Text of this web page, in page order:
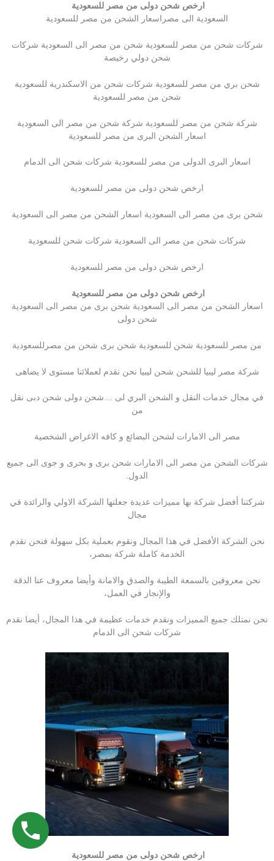
ارخص شحن دولى من مصر للسعودية
السعودية الى مصراسعار الشحن من مصر للسعودية
شركات شحن من مصر للسعودية شحن من مصر الى السعودية شركات
شحن دولي رخيصة
شحن بري من مصر للسعودية شركات شحن من الاسكندرية للسعودية
شحن من مصر للسعودية
شركة شحن من مصر للسعودية شركة شحن من مصر الى السعودية
اسعار الشحن البرى من مصر للسعودية
اسعار البرى الدولى من مصر للسعودية شركات شحن الى الدمام
ارخص شحن دولى من مصر للسعودية
شحن برى من مصر الى السعودية اسعار الشحن من مصر الى السعودية
شركات شحن من مصر الى السعودية شركات شحن للسعودية
ارخص شحن دولى من مصر للسعودية
ارخص شحن دولى من مصر للسعودية
اسعار الشحن من مصر الى السعودية شحن برى من مصر الى السعودية
شحن دولى
من مصر للسعودية شحن للسعودية شحن برى شحن من مصرللسعودية
شركة مصر ليبيا للشحن شحن ليبيا نحن نقدم لعملائنا مستوى لا يضاهى
في مجال خدمات النقل و الشحن البري لى …شحن دولى شحن دبى نقل
من
مصر الى الامارات لشحن البضائع و كافه الاغراض الشخصية
شركات الشحن من مصر الى الامارات شحن برى و بحرى و جوى الى جميع
الدول.
شركتنا أفضل شركة بها مميزات عديدة جعلتها الشركة الاولي والرائدة في
مجال
نحن الشركة الأفضل في هذا المجال ونقوم بعملية بكل سهولة فنحن نقدم
الخدمة كاملة شركة بمصر،
نحن معروفين بالسمعة الطيبة والصدق والامانة وأيضا معروف عنا الدقة
والإنجاز في العمل،
نحن نمتلك جميع المميزات ونقدم خدمات عظيمة في هذا المجال، أيضا نقدم
شركات شحن الى الدمام
ارخص شحن دولى من مصر للسعودية